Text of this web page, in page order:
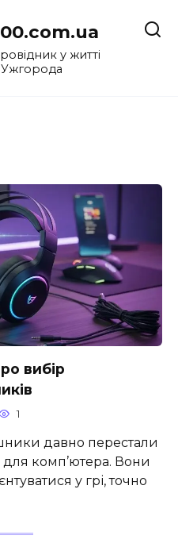
у житті
Ужгорода
вибір
1
давно перестали
комп’ютера. Вони
у грі, точно